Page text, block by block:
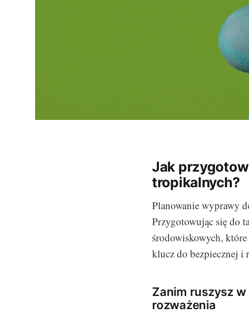
Jak
tropikalnych?
Planowanie wyprawy
Przygotowując się do
środowiskowych, które
klucz do bezpiecznej i
Zanim ruszysz
rozważenia